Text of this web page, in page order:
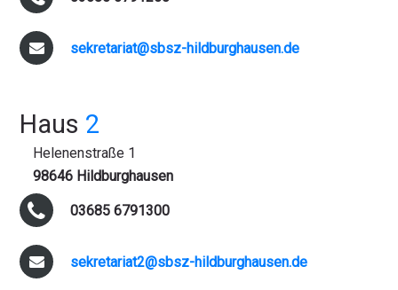
sekretariat@sbsz-hildburghausen.de
Haus 2
Helenenstraße 1
98646 Hildburghausen
03685 6791300
sekretariat2@sbsz-hildburghausen.de